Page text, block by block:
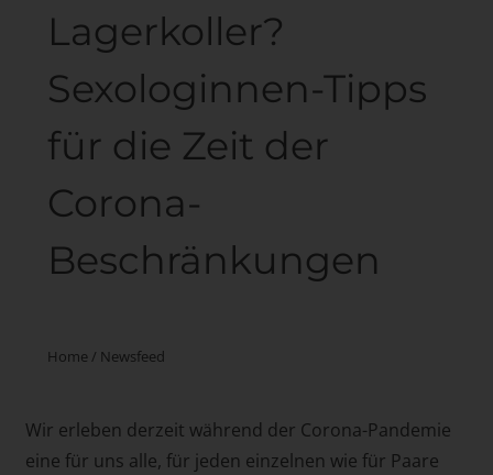
Lagerkoller?
Sexologinnen-Tipps
für die Zeit der
Corona-
Beschränkungen
Home / Newsfeed
Wir erleben derzeit während der Corona-Pandemie
eine für uns alle, für jeden einzelnen wie für Paare